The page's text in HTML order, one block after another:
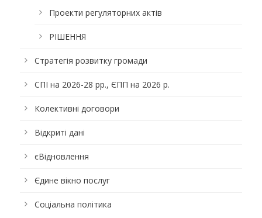
Проекти регуляторних актів
РІШЕННЯ
Стратегія розвитку громади
СПІ на 2026-28 рр., ЄПП на 2026 р.
Колективні договори
Відкриті дані
єВідновлення
Єдине вікно послуг
Соціальна політика